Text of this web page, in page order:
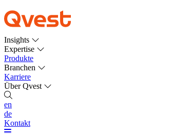
Insights
Expertise
Produkte
Branchen
Karriere
Über Qvest
en
de
Kontakt